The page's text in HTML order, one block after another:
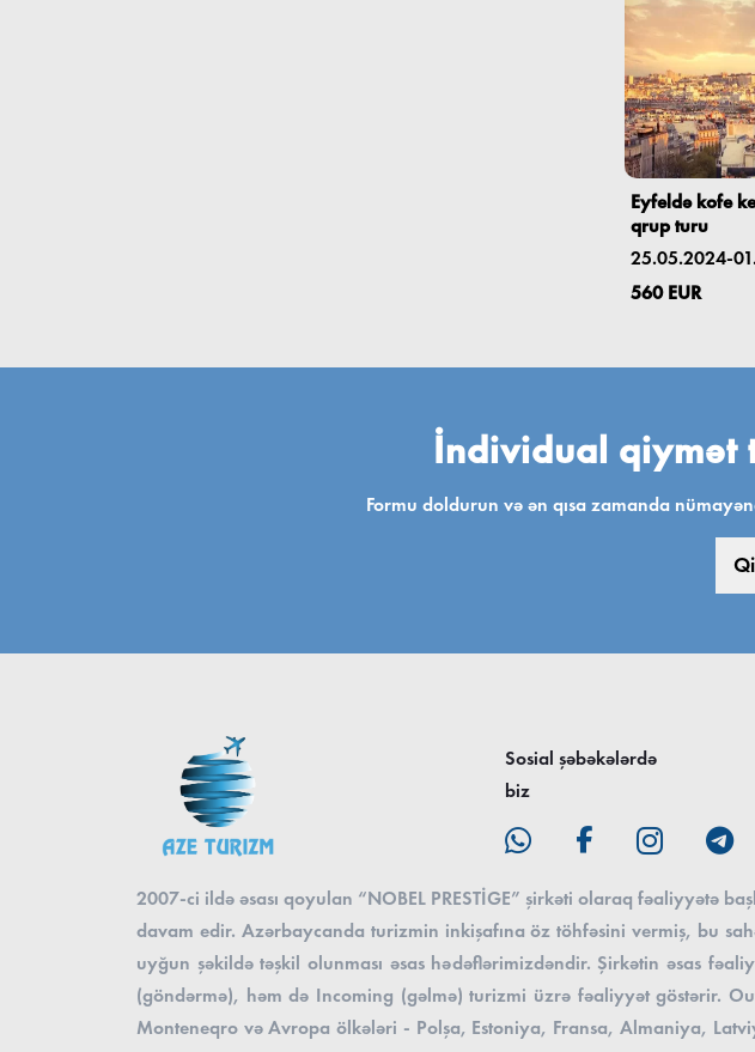
Eyfeldə kofe
qrup turu
25.05.2024-
560 EUR
İndividual qiymət
Formu doldurun və ən qısa zamanda
Sosial şəbəkələrdə
biz
2007-ci ildə əsası qoyulan “NOBEL PRESTİGE” şirkəti olaraq fəaliyyətə
davam edir. Azərbaycanda turizmin inkişafına öz töhfəsini vermiş, bu
uyğun şəkildə təşkil olunması əsas hədəflərimizdəndir. Şirkətin əsas
(göndərmə), həm də Incoming (gəlmə) turizmi üzrə fəaliyyət göstərir.
Monteneqro və Avropa ölkələri - Polşa, Estoniya, Fransa, Almaniya,